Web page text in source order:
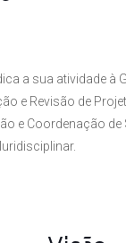
a sua atividade à
e Revisão de
e Coordenação de